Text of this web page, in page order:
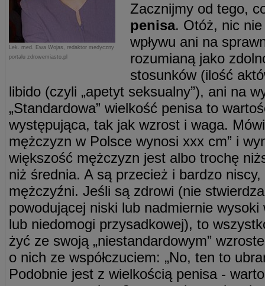
Lek. med. Ewa Wojas, redaktor medyczny
portalu zdrowemiasto.pl
Zacznijmy od tego,
penisa. Otóż, nic
wpływu ani na
rozumianą jako
stosunków (ilość
libido (czyli „apetyt seksualny”), ani na
„Standardowa” wielkość penisa to
występująca, tak jak wzrost i waga.
mężczyzn w Polsce wynosi xxx cm” i
większość mężczyzn jest albo trochę
niż średnia. A są przecież i bardzo
mężczyźni. Jeśli są zdrowi (nie
powodującej niski lub nadmiernie
lub niedomogi przysadkowej), to
żyć ze swoją „niestandardowym”
o nich ze współczuciem: „No, ten to
Podobnie jest z wielkością penisa -